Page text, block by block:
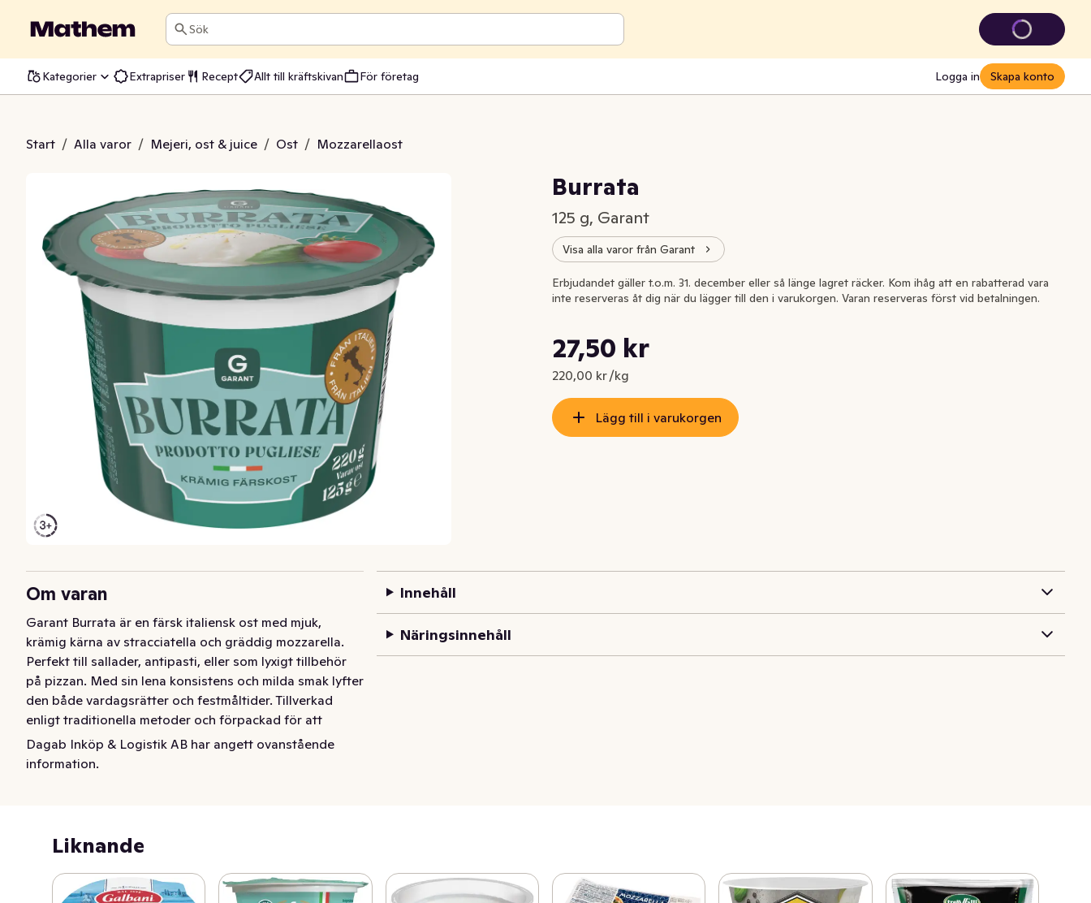
Sök
Kategorier Extrapriser Recept Allt till kräftskivan För företag Logga in Skapa konto
Start / Alla varor / Mejeri, ost & juice / Ost / Mozzarellaost
Burrata
Burrata
125 g, Garant
Visa alla varor från Garant
Nuvarande pris är: 27,50 kr
27,50 kr
220,00 kr /kg
Styckpris: 220,00 kr /kg
Erbjudandet gäller t.o.m. 31. december eller så länge lagret räcker. Kom ihåg att en rabatterad vara
inte reserveras åt dig när du lägger till den i varukorgen. Varan reserveras först vid betalningen.
Lägg till i varukorgen
Om varan
Garant Burrata är en färsk italiensk ost med mjuk,
krämig kärna av stracciatella och gräddig mozzarella.
Perfekt till sallader, antipasti, eller som lyxigt tillbehör
på pizzan. Med sin lena konsistens och milda smak lyfter
den både vardagsrätter och festmåltider. Tillverkad
enligt traditionella metoder och förpackad för att
bevara färskheten – ett självklart val för både
hemmakockar och restauranger som söker kvalitet och
Dagab Inköp & Logistik AB har angett ovanstående
information.
Innehåll
Näringsinnehåll
Liknande